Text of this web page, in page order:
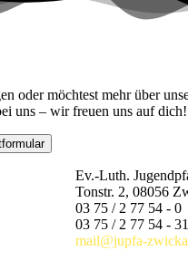
oder möchtest mehr über
uns – wir freuen uns auf dich!
Ev.-Luth.
Tonstr. 2, 08056
03 75 / 2 77 54 - 0
03 75 / 2 77 54 - 31
mail@jupfa-